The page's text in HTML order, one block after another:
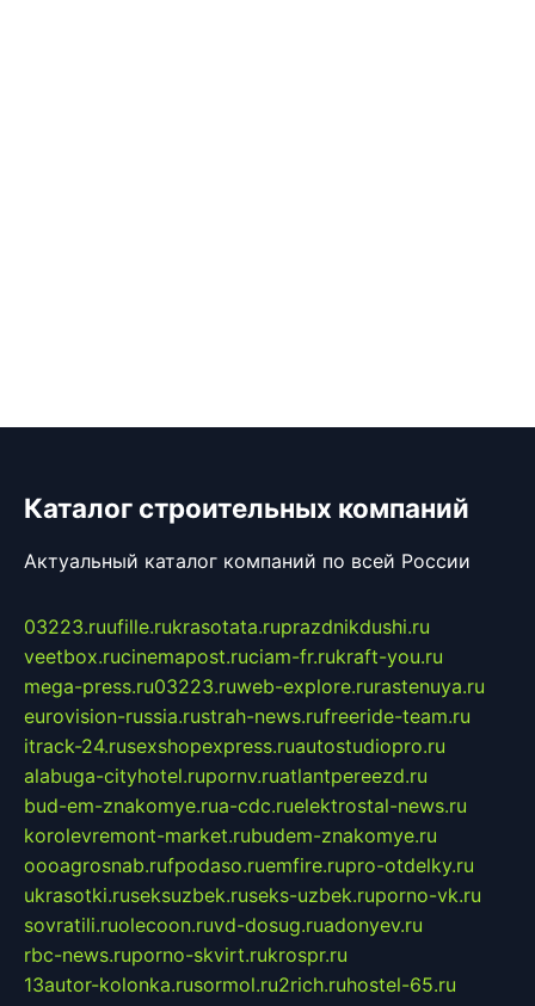
Каталог строительных компаний
Актуальный каталог компаний по всей России
03223.ruufille.rukrasotata.ruprazdnikdushi.ru
veetbox.rucinemapost.ruciam-fr.rukraft-you.ru
mega-press.ru03223.ruweb-explore.rurastenuya.ru
eurovision-russia.rustrah-news.rufreeride-team.ru
itrack-24.rusexshopexpress.ruautostudiopro.ru
alabuga-cityhotel.rupornv.ruatlantpereezd.ru
bud-em-znakomye.rua-cdc.ruelektrostal-news.ru
korolevremont-market.rubudem-znakomye.ru
oooagrosnab.rufpodaso.ruemfire.rupro-otdelky.ru
ukrasotki.ruseksuzbek.ruseks-uzbek.ruporno-vk.ru
sovratili.ruolecoon.ruvd-dosug.ruadonyev.ru
rbc-news.ruporno-skvirt.rukrospr.ru
13autor-kolonka.rusormol.ru2rich.ruhostel-65.ru